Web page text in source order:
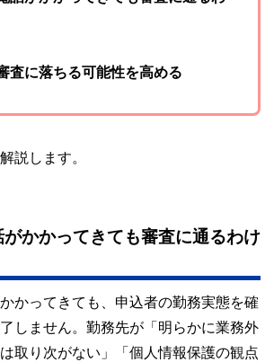
査に落ちる可能性を高める
説します。
かかってきても審査に通るわけ
かってきても、申込者の勤務実態を確
しません。勤務先が「明らかに業務外
取り次がない」「個人情報保護の観点